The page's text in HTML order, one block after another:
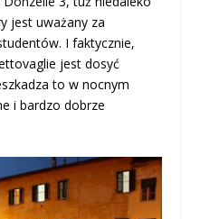
jest uważany za
I faktycznie,
jest dosyć
to w nocnym
i bardzo dobrze